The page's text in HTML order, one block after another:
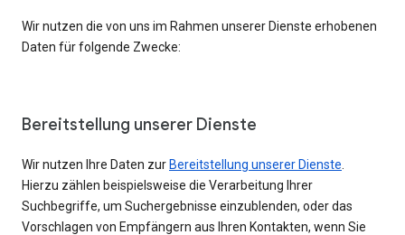
Wir nutzen die von uns im Rahmen unserer Dienste erhobenen
Daten für folgende Zwecke:
Bereitstellung unserer Dienste
Wir nutzen Ihre Daten zur Bereitstellung unserer Dienste
Hierzu zählen beispielsweise die Verarbeitung Ihrer
Suchbegriffe, um Suchergebnisse einzublenden, oder das
Vorschlagen von Empfängern aus Ihren Kontakten, wenn Sie